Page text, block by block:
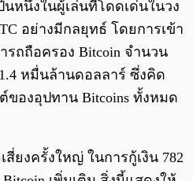
นหนึ่งในผู้เล่นที่โดดเด่นในวง
อย่างมีกลยุทธ์ โดยการเข้า
ถถือครอง Bitcoin จำนวน
หมื่นล้านดอลลาร์ ซึ่งคิด
ของอุปทาน Bitcoins ทั้งหมด
สี่ยงครั้งใหญ่ ในการกู้เงิน 782